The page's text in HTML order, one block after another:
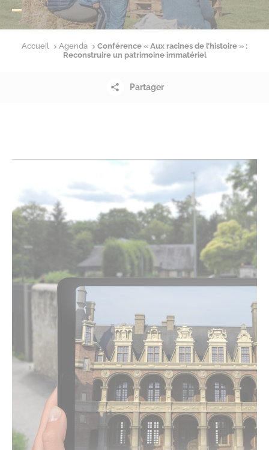
Accueil Agenda
Conférence « Aux racines de l’histoire » :
Reconstruire un patrimoine immatériel
Partager